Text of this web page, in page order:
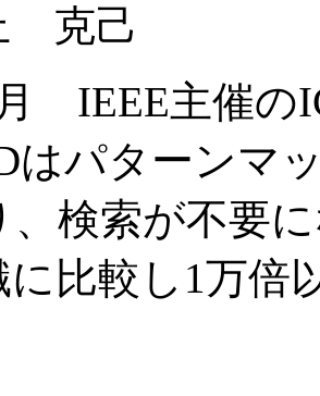
克己
IEEE主催の
はパターンマ
、検索が不要
比較し1万倍